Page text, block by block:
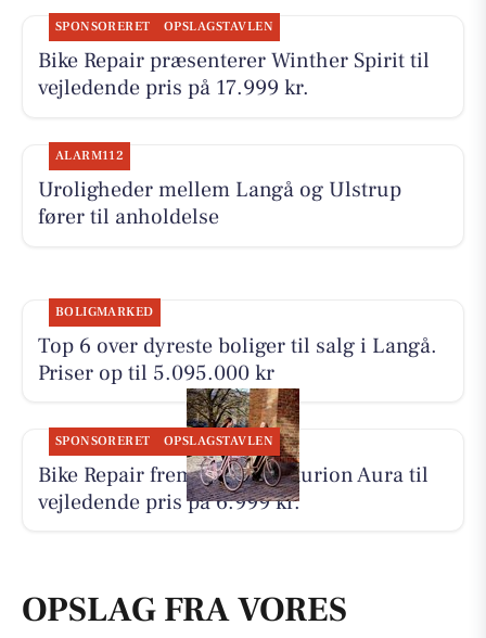
SPONSORERET OPSLAGSTAVLEN
Bike Repair præsenterer Winther Spirit til
vejledende pris på 17.999 kr.
ALARM112
Uroligheder mellem Langå og Ulstrup
fører til anholdelse
BOLIGMARKED
Top 6 over dyreste boliger til salg i Langå.
Priser op til 5.095.000 kr
SPONSORERET OPSLAGSTAVLEN
Bike Repair fremhæver Centurion Aura til
vejledende pris på 6.999 kr.
OPSLAG FRA VORES